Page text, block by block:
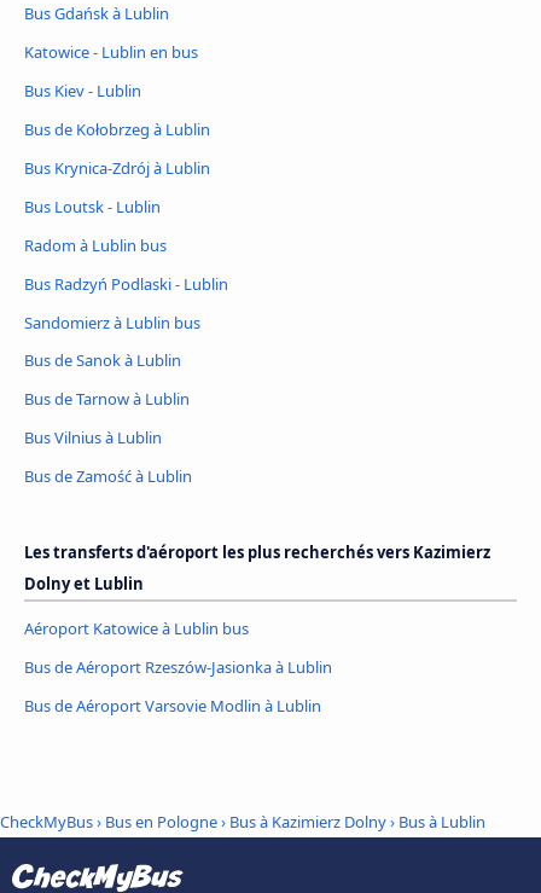
Bus Gdańsk à Lublin
Katowice - Lublin en bus
Bus Kiev - Lublin
Bus de Kołobrzeg à Lublin
Bus Krynica-Zdrój à Lublin
Bus Loutsk - Lublin
Radom à Lublin bus
Bus Radzyń Podlaski - Lublin
Sandomierz à Lublin bus
Bus de Sanok à Lublin
Bus de Tarnow à Lublin
Bus Vilnius à Lublin
Bus de Zamość à Lublin
Les transferts d'aéroport les plus recherchés vers Kazimierz
Dolny et Lublin
Aéroport Katowice à Lublin bus
Bus de Aéroport Rzeszów-Jasionka à Lublin
Bus de Aéroport Varsovie Modlin à Lublin
CheckMyBus› Bus en Pologne› Bus à Kazimierz Dolny› Bus à Lublin